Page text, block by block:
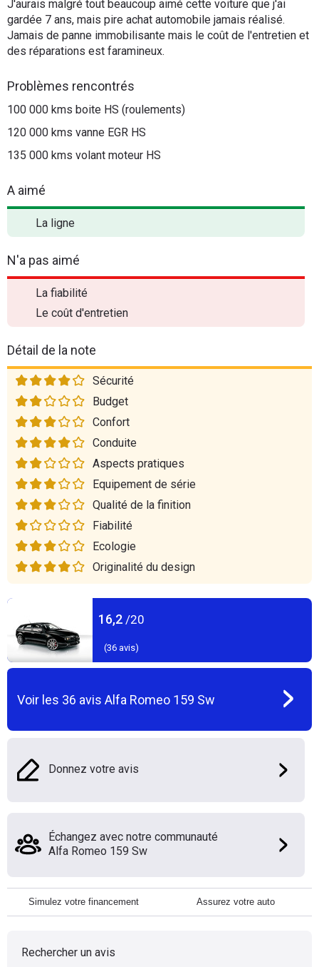
J'aurais malgré tout beaucoup aimé cette voiture que j'ai
gardée 7 ans, mais pire achat automobile jamais réalisé.
Jamais de panne immobilisante mais le coût de l'entretien et
des réparations est faramineux.
Problèmes rencontrés
100 000 kms boite HS (roulements)
120 000 kms vanne EGR HS
135 000 kms volant moteur HS
A aimé
La ligne
N'a pas aimé
La fiabilité
Le coût d'entretien
Détail de la note
Sécurité
Budget
Confort
Conduite
Aspects pratiques
Equipement de série
Qualité de la finition
Fiabilité
Ecologie
Originalité du design
16,2 /20
(36 avis)
Voir les 36 avis Alfa Romeo 159 Sw
Donnez votre avis
Échangez avec notre communauté
Alfa Romeo 159 Sw
Simulez votre financement Assurez votre auto
Rechercher un avis